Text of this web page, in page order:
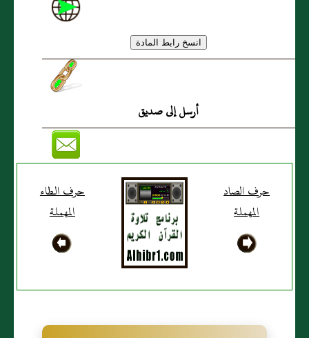
أرسل إلى صديق
حرف الصاد
المهملة
حرف الطاء
المهملة